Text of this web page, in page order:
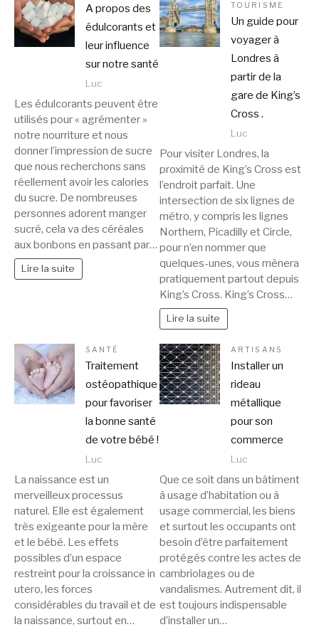
A propos des
édulcorants et
leur influence
sur notre santé
Luc
Les édulcorants peuvent être
utilisés pour « agrémenter »
notre nourriture et nous
donner l’impression de sucre
que nous recherchons sans
réellement avoir les calories
du sucre. De nombreuses
personnes adorent manger
sucré, cela va des céréales
aux bonbons en passant par…
Lire la suite
TOURISME
Un guide pour
voyager à
Londres à
partir de la
gare de King’s
Cross .
Luc
Pour visiter Londres, la
proximité de King’s Cross est
l’endroit parfait. Une
intersection de six lignes de
métro, y compris les lignes
Northern, Picadilly et Circle,
pour n’en nommer que
quelques-unes, vous mènera
pratiquement partout depuis
King’s Cross. King’s Cross…
Lire la suite
SANTÉ
Traitement
ostéopathique
pour favoriser
la bonne santé
de votre bébé !
Luc
La naissance est un
merveilleux processus
naturel. Elle est également
très exigeante pour la mère
et le bébé. Les effets
possibles d’un espace
restreint pour la croissance in
utero, les forces
considérables du travail et de
la naissance, surtout en…
ARTISANS
Installer un
rideau
métallique
pour son
commerce
Luc
Que ce soit dans un bâtiment
à usage d’habitation ou à
usage commercial, les biens
et surtout les occupants ont
besoin d’être parfaitement
protégés contre les actes de
cambriolages ou de
vandalismes. Autrement dit, il
est toujours indispensable
d’installer un…